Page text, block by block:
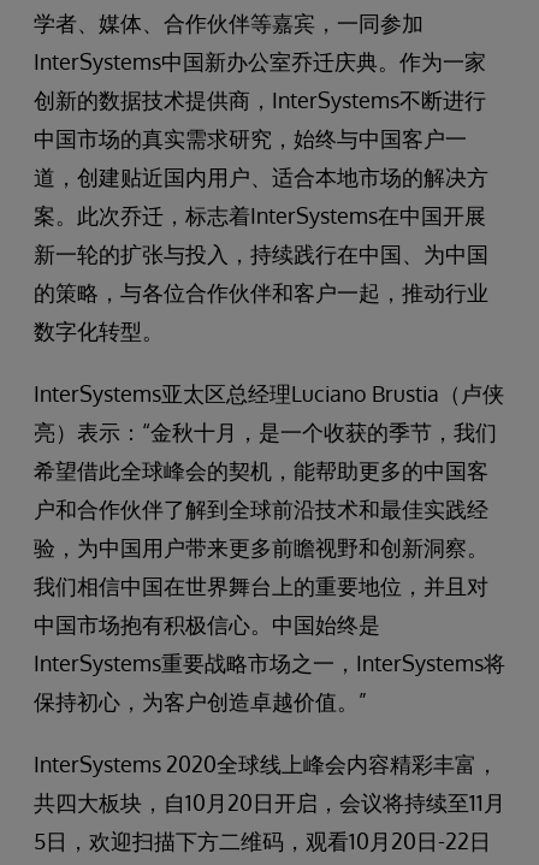
学者、媒体、合作伙伴等嘉宾，一同参加
InterSystems中国新办公室乔迁庆典。作为一家
创新的数据技术提供商，InterSystems不断进行
中国市场的真实需求研究，始终与中国客户一
道，创建贴近国内用户、适合本地市场的解决方
案。此次乔迁，标志着InterSystems在中国开展
新一轮的扩张与投入，持续践行在中国、为中国
的策略，与各位合作伙伴和客户一起，推动行业
数字化转型。
InterSystems亚太区总经理Luciano Brustia（卢侠
亮）表示：“金秋十月，是一个收获的季节，我们
希望借此全球峰会的契机，能帮助更多的中国客
户和合作伙伴了解到全球前沿技术和最佳实践经
验，为中国用户带来更多前瞻视野和创新洞察。
我们相信中国在世界舞台上的重要地位，并且对
中国市场抱有积极信心。中国始终是
InterSystems重要战略市场之一，InterSystems将
保持初心，为客户创造卓越价值。”
InterSystems 2020全球线上峰会内容精彩丰富，
共四大板块，自10月20日开启，会议将持续至11月
5日，欢迎扫描下方二维码，观看10月20日-22日